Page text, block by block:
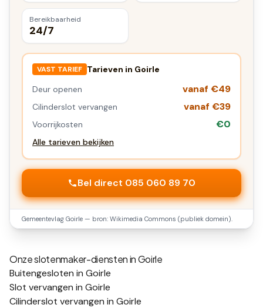
Bereikbaarheid
24/7
VAST TARIEF Tarieven in Goirle
Deur openen
vanaf €49
Cilinderslot vervangen vanaf €39
Voorrijkosten €0
Alle tarieven bekijken
Bel direct 085 060 89 70
Gemeentevlag Goirle — bron: Wikimedia Commons (publiek domein).
Onze slotenmaker-diensten inGoirle
Buitengesloten in Goirle
Slot vervangen in Goirle
Cilinderslot vervangen in Goirle